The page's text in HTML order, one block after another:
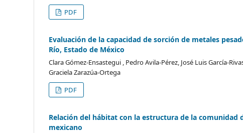
PDF
Evaluación de la capacidad de sorción de metales
Río, Estado de México
Clara Gómez-Ensastegui , Pedro Avila-Pérez, José Luis García-
Graciela Zarazúa-Ortega
PDF
Relación del hábitat con la estructura de la comunidad
mexicano